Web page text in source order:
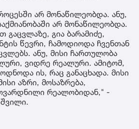
არ მონაწილეობდა. ანუ,
არ მონაწილეობდა.
გაცვლაზე, გია ბარამიძე,
წევრი, ჩამოდიოდა ჩვენთან
ანუ, მისი ჩართულობა
ვიდრე რეალური. ამიტომ,
ის, რაც განაცხადა. მისი
აზრი, მოსაზრება,
რეალობიდან," -